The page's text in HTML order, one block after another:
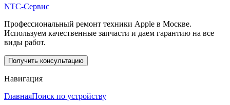
NTC-Сервис
Профессиональный ремонт техники Apple в Москве.
Используем качественные запчасти и даем гарантию на все
виды работ.
Получить консультацию
Навигация
ГлавнаяПоиск по устройству